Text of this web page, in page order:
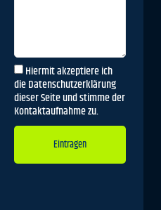
Hiermit akzeptiere ich
die Datenschutzerklärung
dieser Seite und stimme der
Kontaktaufnahme zu.
Eintragen
Alternative: